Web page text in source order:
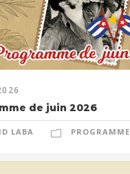
de juin 2026
LABA PROGRAMME